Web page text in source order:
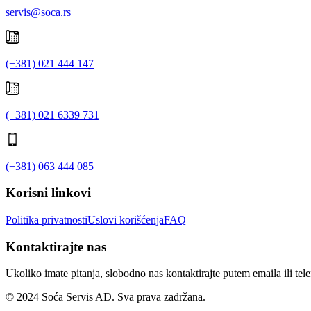
servis@soca.rs
(+381) 021 444 147
(+381) 021 6339 731
(+381) 063 444 085
Korisni linkovi
Politika privatnostiUslovi korišćenjaFAQ
Kontaktirajte nas
Ukoliko imate pitanja, slobodno nas kontaktirajte putem emaila ili
© 2024 Soća Servis AD. Sva prava zadržana.